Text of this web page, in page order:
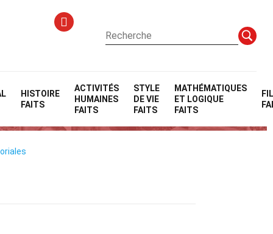
HISTOIRE
FAITS
ACTIVITÉS
HUMAINES
FAITS
STYLE
DE VIE
FAITS
MATHÉMATIQUES
ET LOGIQUE
FAITS